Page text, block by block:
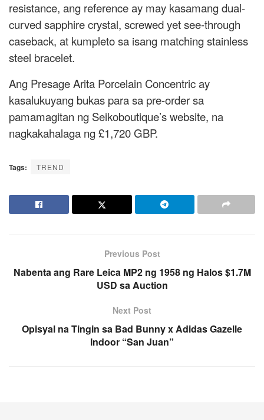
resistance, ang reference ay may kasamang dual-
curved sapphire crystal, screwed yet see-through
caseback, at kumpleto sa isang matching stainless
steel bracelet.
Ang Presage Arita Porcelain Concentric ay
kasalukuyang bukas para sa pre-order sa
pamamagitan ng Seikoboutique’s website, na
nagkakahalaga ng £1,720 GBP.
Tags: TREND
Previous Post
Nabenta ang Rare Leica MP2 ng 1958 ng Halos $1.7M
USD sa Auction
Next Post
Opisyal na Tingin sa Bad Bunny x Adidas Gazelle
Indoor “San Juan”